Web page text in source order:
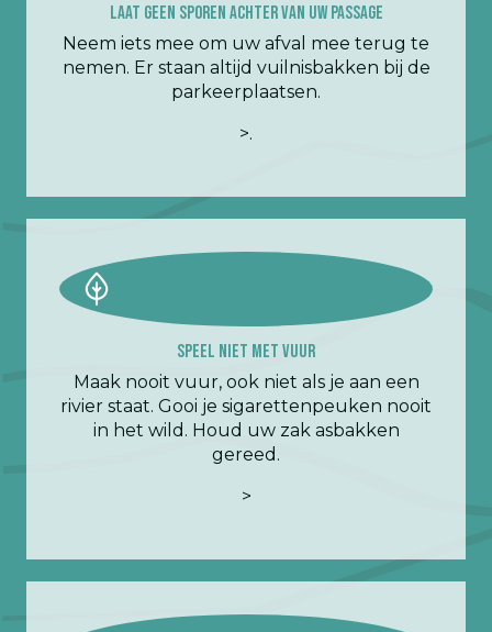
Laat geen sporen achter van uw passage
Neem iets mee om uw afval mee terug te
nemen. Er staan altijd vuilnisbakken bij de
parkeerplaatsen.
>.
Speel niet met vuur
Maak nooit vuur, ook niet als je aan een
rivier staat. Gooi je sigarettenpeuken nooit
in het wild. Houd uw zak asbakken
gereed.
>